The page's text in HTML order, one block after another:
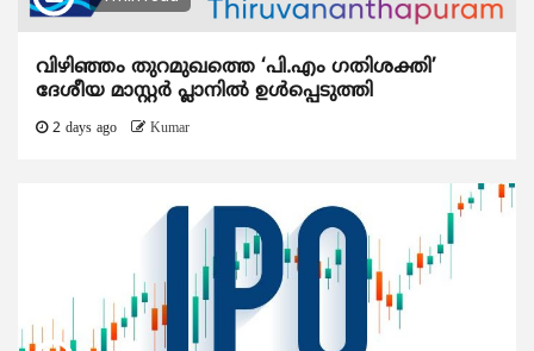
വിഴിഞ്ഞം തുറമുഖത്തെ ‘പി.എം ഗതിശക്തി’
ദേശീയ മാസ്റ്റർ പ്ലാനിൽ ഉൾപ്പെടുത്തി
2 days ago Kumar